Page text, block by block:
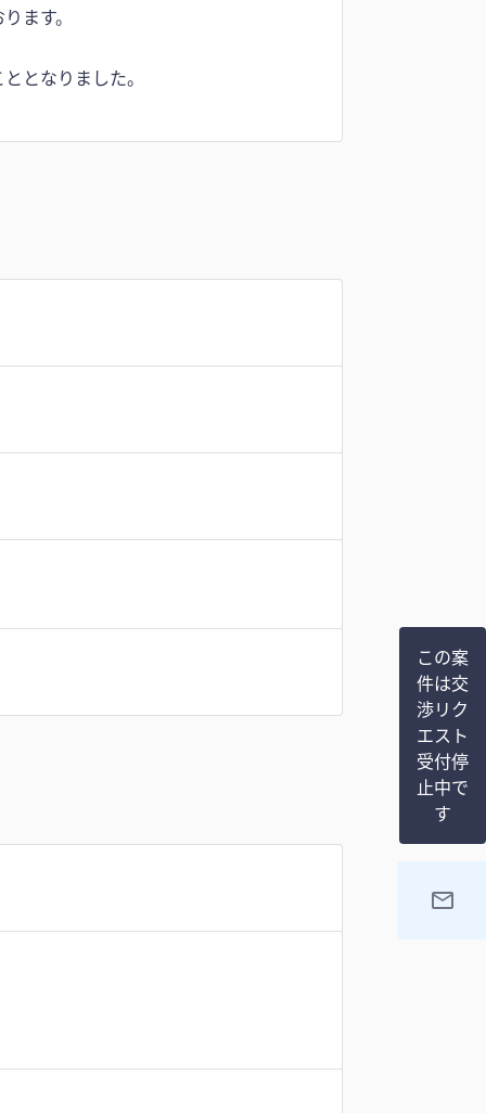
ます。
となりました。
この案
件は交
渉リク
エスト
受付停
止中で
す